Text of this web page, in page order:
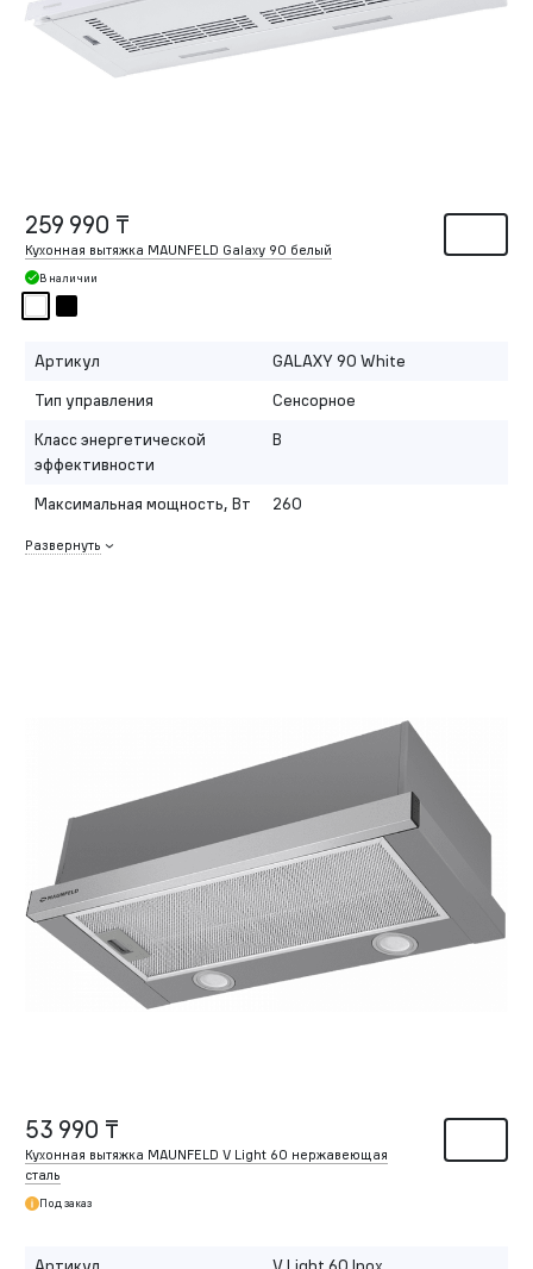
259 990 ₸
Кухонная вытяжка MAUNFELD Galaxy 90 белый
В наличии
Артикул
GALAXY 90 White
Тип управления
Сенсорное
Класс энергетической
эффективности
B
Максимальная мощность, Вт 260
Развернуть
53 990 ₸
Кухонная вытяжка MAUNFELD V Light 60 нержавеющая
сталь
Под заказ